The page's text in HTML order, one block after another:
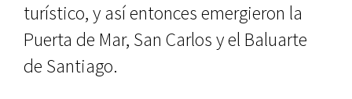
turístico, y así en­tonces emergieron la
Puerta de Mar, San Carlos y el Baluarte
de Santiago.